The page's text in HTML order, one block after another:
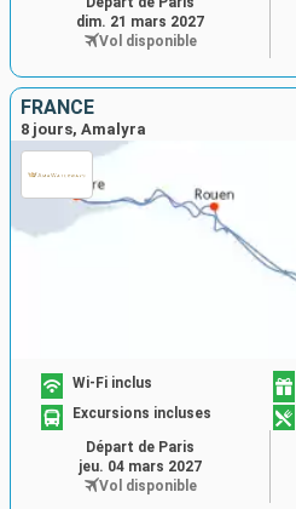
dim. 21 mars 2027
Vol disponible
FRANCE
8 jours, Amalyra
Wi-Fi inclus
Excursions incluses
Départ de Paris
jeu. 04 mars 2027
Vol disponible